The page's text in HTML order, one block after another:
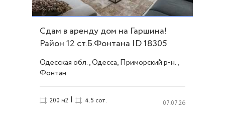
Сдам в аренду дом на Гаршина!
Район 12 ст.Б.Фонтана ID 18305
Одесская обл., Одесса, Приморский р-н.,
Фонтан
200 м2 | 4.5 сот. 07.07.26